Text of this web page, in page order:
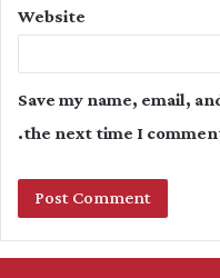
Website
Save my name, email,
the next time I